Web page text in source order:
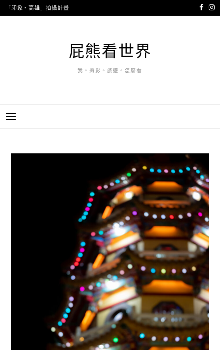
至
「印象・高雄」拍攝計畫
屁熊看世界
我。攝影。旅遊。怎麼看